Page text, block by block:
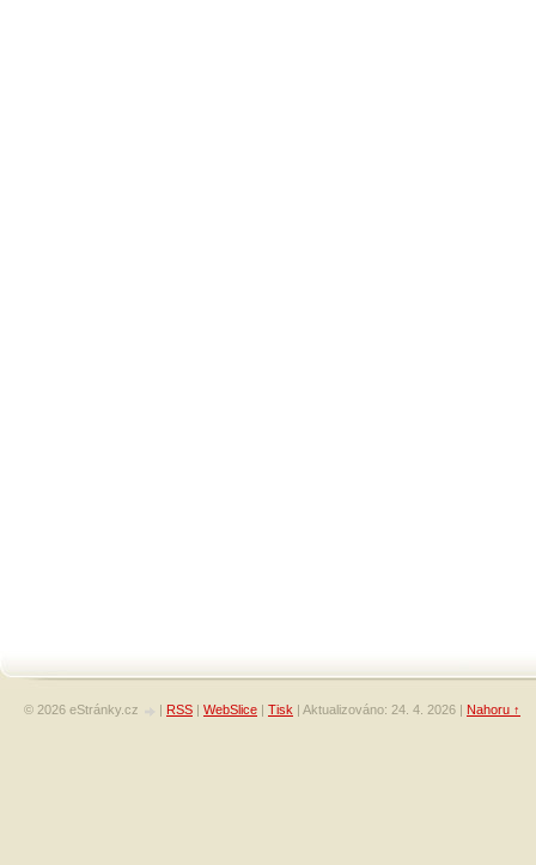
© 2026 eStránky.cz | RSS | WebSlice | Tisk | Aktualizováno: 24. 4. 2026 | Nahoru ↑